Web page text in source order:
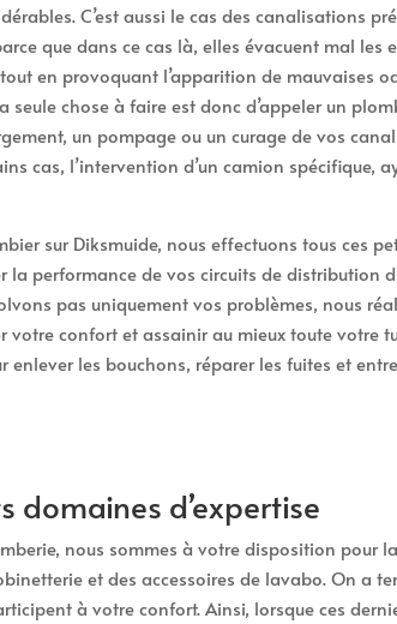
C’est aussi le cas des canalisations
que dans ce cas là, elles évacuent mal les
en provoquant l’apparition de mauvaises
seule chose à faire est donc d’appeler un
un pompage ou un curage de vos
cas, l’intervention d’un camion spécifique,
sur Diksmuide, nous effectuons tous ces
la performance de vos circuits de distribution
pas uniquement vos problèmes, nous
votre confort et assainir au mieux toute votre
enlever les bouchons, réparer les fuites et
domaines d’expertise
nous sommes à votre disposition pour
et des accessoires de lavabo. On a
à votre confort. Ainsi, lorsque ces